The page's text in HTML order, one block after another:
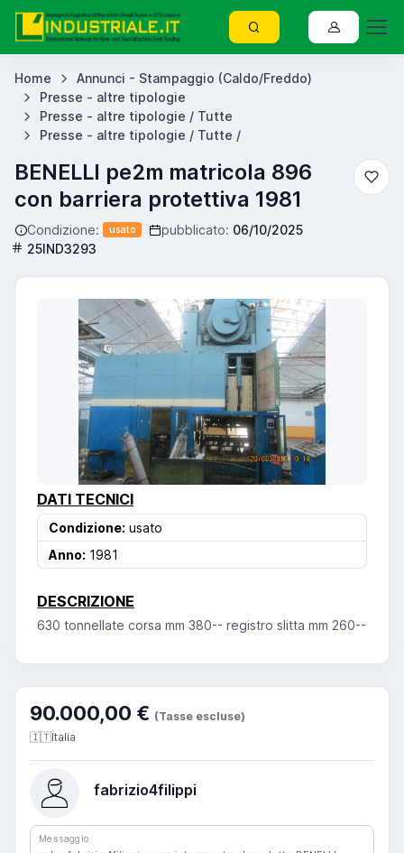
Home
Annunci - Stampaggio (Caldo/Freddo)
Presse - altre tipologie
Presse - altre tipologie / Tutte
Presse - altre tipologie / Tutte /
BENELLI pe2m matricola 896
con barriera protettiva 1981
Condizione: usato pubblicato: 06/10/2025
25IND3293
DATI TECNICI
Condizione: usato
Anno: 1981
DESCRIZIONE
630 tonnellate corsa mm 380-- registro slitta mm 260--
90.000,00 € (Tasse escluse)
🇮🇹Italia
fabrizio4filippi
Messaggio